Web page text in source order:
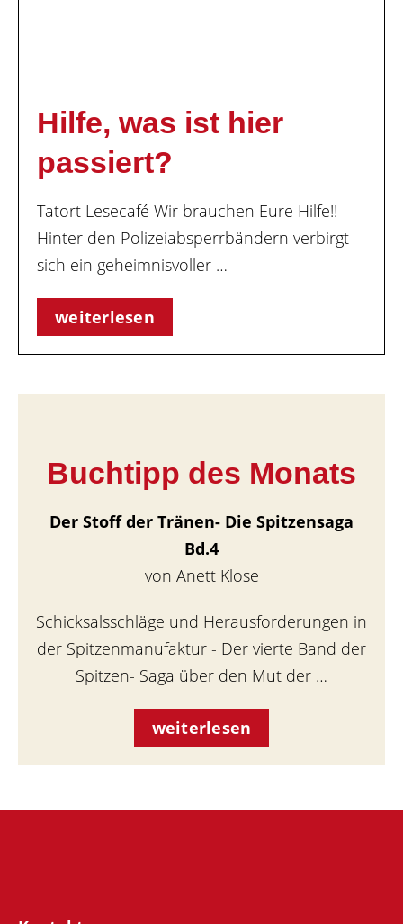
Hilfe, was ist hier
passiert?
Tatort Lesecafé Wir brauchen Eure Hilfe!!
Hinter den Polizeiabsperrbändern verbirgt
sich ein geheimnisvoller …
weiterlesen
Buchtipp des Monats
Der Stoff der Tränen- Die Spitzensaga
Bd.4
von Anett Klose
Schicksalsschläge und Herausforderungen in
der Spitzenmanufaktur - Der vierte Band der
Spitzen- Saga über den Mut der …
weiterlesen